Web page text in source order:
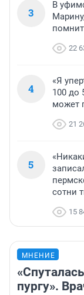
3
В
22
4
«Я
100 до
может
21
5
сотни
15
МНЕНИЕ
пургу».